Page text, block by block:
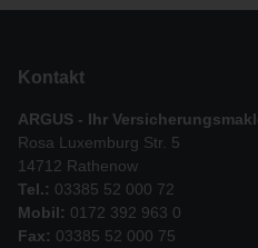
Kontakt
ARGUS - Ihr
Rosa Luxemburg Str. 5
14712 Rathenow
Tel.: 03385 52 000 72
Mobil: 0172 392 963 0
Fax: 03385 52 000 75